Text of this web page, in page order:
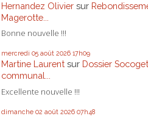
Hernandez Olivier sur
Magerotte...
Bonne nouvelle !!!
mercredi 05 août 2026 17h09
Martine Laurentsur Dossier
communal...
Excellente nouvelle !!!
dimanche 02 août 2026 07h48